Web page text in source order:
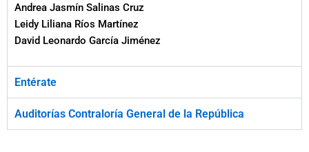
Andrea Jasmín Salinas Cruz
Leidy Liliana Ríos Martínez
David Leonardo García Jiménez
Entérate
Auditorías Contraloría General de la República